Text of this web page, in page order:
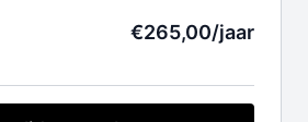
€265,00/jaar